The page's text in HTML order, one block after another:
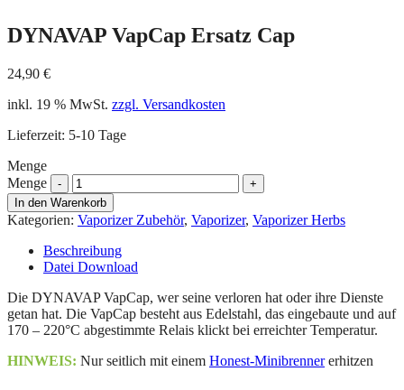
DYNAVAP VapCap Ersatz Cap
24,90 €
inkl. 19 % MwSt. zzgl. Versandkosten
Lieferzeit: 5-10 Tage
Menge
Menge
In den Warenkorb
Kategorien: Vaporizer Zubehör, Vaporizer, Vaporizer Herbs
Beschreibung
Datei Download
Die DYNAVAP VapCap, wer seine verloren hat oder ihre Dienste
getan hat. Die VapCap besteht aus Edelstahl, das eingebaute und auf
170 – 220°C abgestimmte Relais klickt bei erreichter Temperatur.
HINWEIS: Nur seitlich mit einem Honest-Minibrennererhitzen